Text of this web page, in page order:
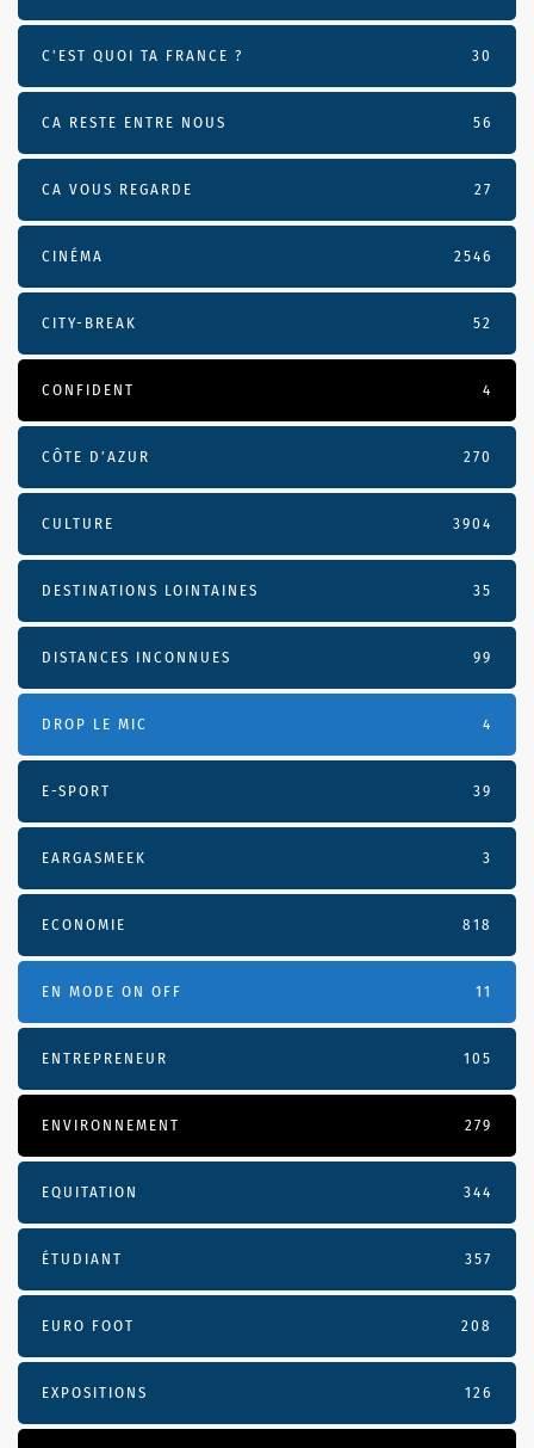
C'EST QUOI TA FRANCE ? 30
CA RESTE ENTRE NOUS 56
CA VOUS REGARDE 27
CINÉMA 2546
CITY-BREAK 52
CONFIDENT 4
CÔTE D’AZUR 270
CULTURE 3904
DESTINATIONS LOINTAINES 35
DISTANCES INCONNUES 99
DROP LE MIC 4
E-SPORT 39
EARGASMEEK 3
ECONOMIE 818
EN MODE ON OFF 11
ENTREPRENEUR 105
ENVIRONNEMENT 279
EQUITATION 344
ÉTUDIANT 357
EURO FOOT 208
EXPOSITIONS 126